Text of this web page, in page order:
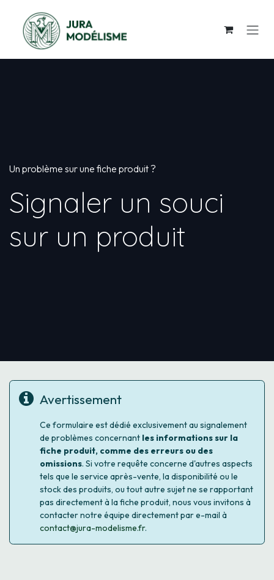
Un problème sur une fiche produit ?
Signaler un souci
sur un produit
Avertissement
Ce formulaire est dédié exclusivement au signalement
de problèmes concernant les informations sur la
fiche produit, comme des erreurs ou des
omissions. Si votre requête concerne d'autres aspects
tels que le service après-vente, la disponibilité ou le
stock des produits, ou tout autre sujet ne se rapportant
pas directement à la fiche produit, nous vous invitons à
contacter notre équipe directement par e-mail à
contact@jura-modelisme.fr.